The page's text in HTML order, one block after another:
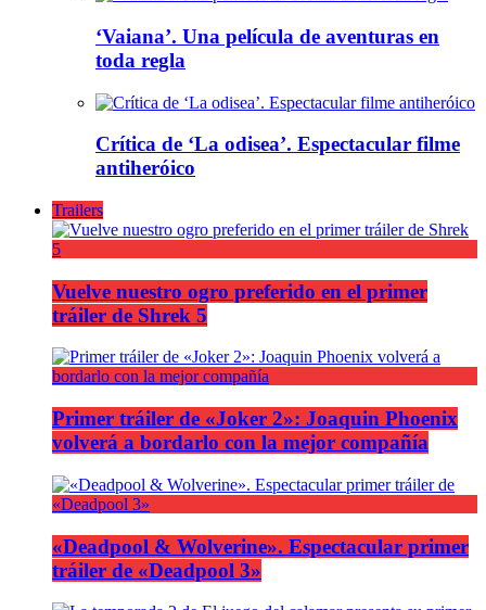
‘Vaiana’. Una película de aventuras en
toda regla
Crítica de ‘La odisea’. Espectacular filme
antiheróico
Trailers
Vuelve nuestro ogro preferido en el primer
tráiler de Shrek 5
Primer tráiler de «Joker 2»: Joaquin Phoenix
volverá a bordarlo con la mejor compañía
«Deadpool & Wolverine». Espectacular primer
tráiler de «Deadpool 3»